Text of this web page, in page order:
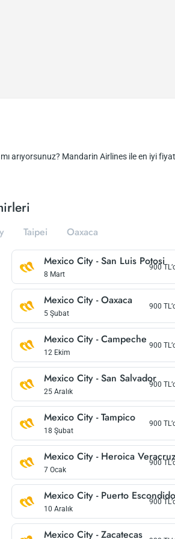
arıyorsunuz? Mandarin Airlines ile en iyi
Taipei Oaxaca
Mexico City -San Luis Potosi
8 Mart
900
Mexico City -Oaxaca
5 Şubat
900
Mexico City -Campeche
12 Ekim
900
Mexico City -San Salvador
25 Aralık
900
Mexico City -Tampico
18 Şubat
900
Mexico City - Heroica
7 Ocak
900
Mexico City - Puerto
10 Aralık
900
Mexico City -Zacatecas